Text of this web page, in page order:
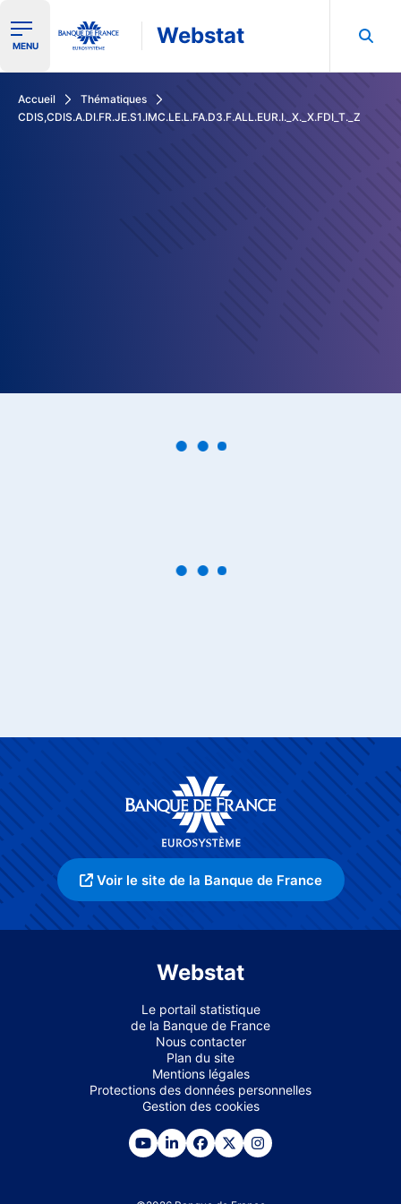
Ouvrir le menu de navigation
MENU Webstat
Accueil
Thématiques
CDIS,CDIS.A.DI.FR.JE.S1.IMC.LE.L.FA.D3.F.ALL.EUR.I._X._X.FDI_T._Z
Voir le site de la Banque de France
Webstat
Le portail statistique
de la Banque de France
Nous contacter
Plan du site
Mentions légales
Protections des données personnelles
Gestion des cookies